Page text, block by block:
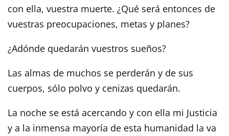
con ella, vuestra muerte. ¿Qué será entonces de
vuestras preocupaciones, metas y planes?
¿Adónde quedarán vuestros sueños?
Las almas de muchos se perderán y de sus
cuerpos, sólo polvo y cenizas quedarán.
La noche se está acercando y con ella mi Justicia
y a la inmensa mayoría de esta humanidad la va